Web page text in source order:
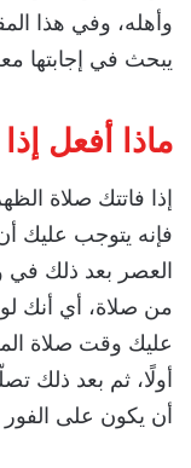
وأهله، وفي هذا
يبحث في إجابتها
ماذا أفعل
إذا فاتتك صلاة
فإنه يتوجب عليك
العصر بعد ذلك في
من صلاة، أي أنك
عليك وقت صلاة
أولًا، ثم بعد ذلك
أن يكون على